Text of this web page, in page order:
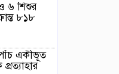
৬ শিশুর
৮১৮
একীভূত